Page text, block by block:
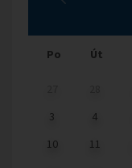
Po Út
3
4
10
11